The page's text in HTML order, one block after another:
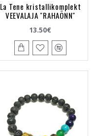
La Tene kristallikomplekt
VEEVALAJA "RAHAÕNN"
13.50€